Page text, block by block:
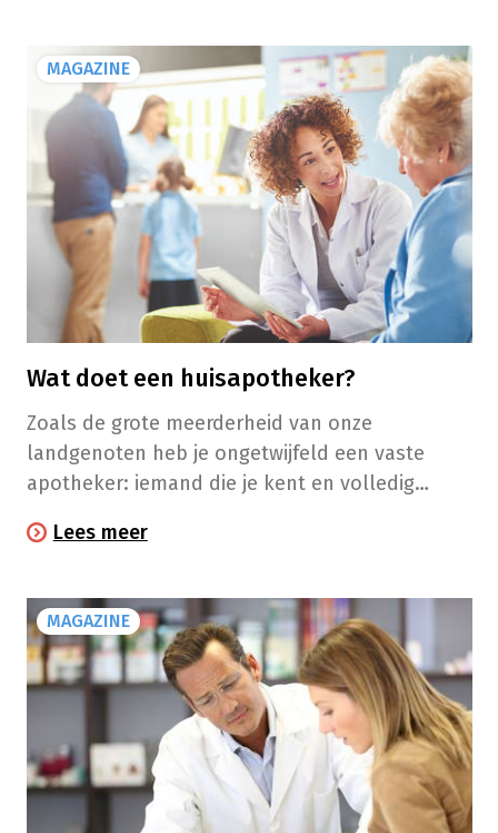
MAGAZINE
Wat doet een huisapotheker?
Zoals de grote meerderheid van onze
landgenoten heb je ongetwijfeld een vaste
apotheker: iemand die je kent en volledig
Lees meer
MAGAZINE